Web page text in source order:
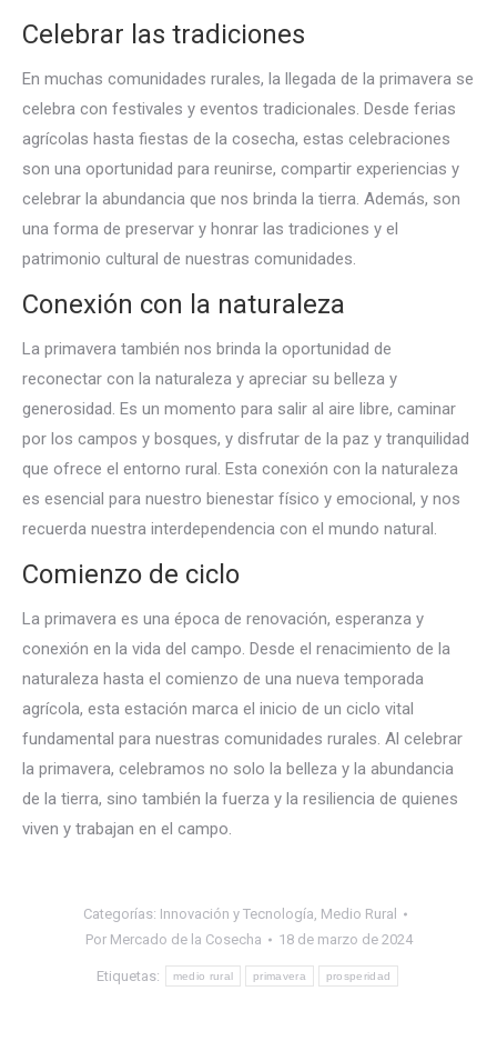
Celebrar las tradiciones
En muchas comunidades rurales, la llegada de la primavera se
celebra con festivales y eventos tradicionales. Desde ferias
agrícolas hasta fiestas de la cosecha, estas celebraciones
son una oportunidad para reunirse, compartir experiencias y
celebrar la abundancia que nos brinda la tierra. Además, son
una forma de preservar y honrar las tradiciones y el
patrimonio cultural de nuestras comunidades.
Conexión con la naturaleza
La primavera también nos brinda la oportunidad de
reconectar con la naturaleza y apreciar su belleza y
generosidad. Es un momento para salir al aire libre, caminar
por los campos y bosques, y disfrutar de la paz y tranquilidad
que ofrece el entorno rural. Esta conexión con la naturaleza
es esencial para nuestro bienestar físico y emocional, y nos
recuerda nuestra interdependencia con el mundo natural.
Comienzo de ciclo
La primavera es una época de renovación, esperanza y
conexión en la vida del campo. Desde el renacimiento de la
naturaleza hasta el comienzo de una nueva temporada
agrícola, esta estación marca el inicio de un ciclo vital
fundamental para nuestras comunidades rurales. Al celebrar
la primavera, celebramos no solo la belleza y la abundancia
de la tierra, sino también la fuerza y la resiliencia de quienes
viven y trabajan en el campo.
Categorías: Innovación y Tecnología, Medio Rural
Por Mercado de la Cosecha 18 de marzo de 2024
Etiquetas: medio rural primavera prosperidad